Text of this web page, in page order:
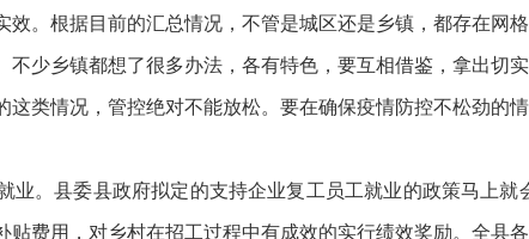
效。根据目前的汇总情况，不管是城区还是乡镇，都存在网
少乡镇都想了很多办法，各有特色，要互相借鉴，拿出切
类情况，管控绝对不能放松。要在确保疫情防控不松劲的
业。县委县政府拟定的支持企业复工员工就业的政策马上
费用，对乡村在招工过程中有成效的实行绩效奖励。全县